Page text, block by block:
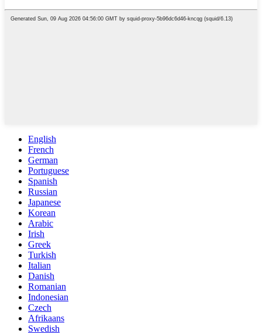
English
French
German
Portuguese
Spanish
Russian
Japanese
Korean
Arabic
Irish
Greek
Turkish
Italian
Danish
Romanian
Indonesian
Czech
Afrikaans
Swedish